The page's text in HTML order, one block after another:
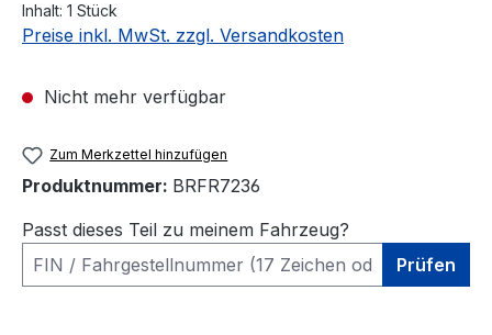
Inhalt: 1 Stück
Preise inkl. MwSt. zzgl. Versandkosten
Nicht mehr verfügbar
Zum Merkzettel hinzufügen
Produktnummer: BRFR7236
Passt dieses Teil zu meinem Fahrzeug?
Prüfen